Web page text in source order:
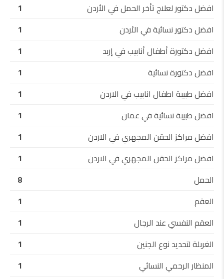
افضل دكتور لعلاج تأخر الحمل في الأردن
1
افضل دكتور نسائية في الأردن
1
افضل دكتورة أطفال أنابيب في إربد
1
افضل دكتورة نسائية
1
افضل طبيبة اطفال انابيب في الاردن
1
افضل طبيبة نسائية في عمان
1
افضل مراكز الحقن المجهري في الاردن
1
افضل مراكز الحقن المجهري في الاردن
1
الحمل
8
العقم
1
العقم النفسي عند الرجال
1
الغربلة لتحديد نوع الجنين
1
المنظار الرحمي النسائي
1